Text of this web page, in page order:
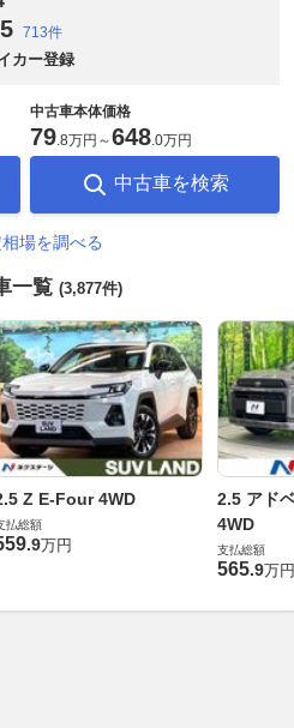
5 713件
カー登録
中古車本体価格
79 8万円 ～648 0万円
中古車を検索
場を調べる
一覧 (3,877件)
Z E-Four 4WD
払総額
.9万円
2.5 アド
4WD
支払総額
565.9万円